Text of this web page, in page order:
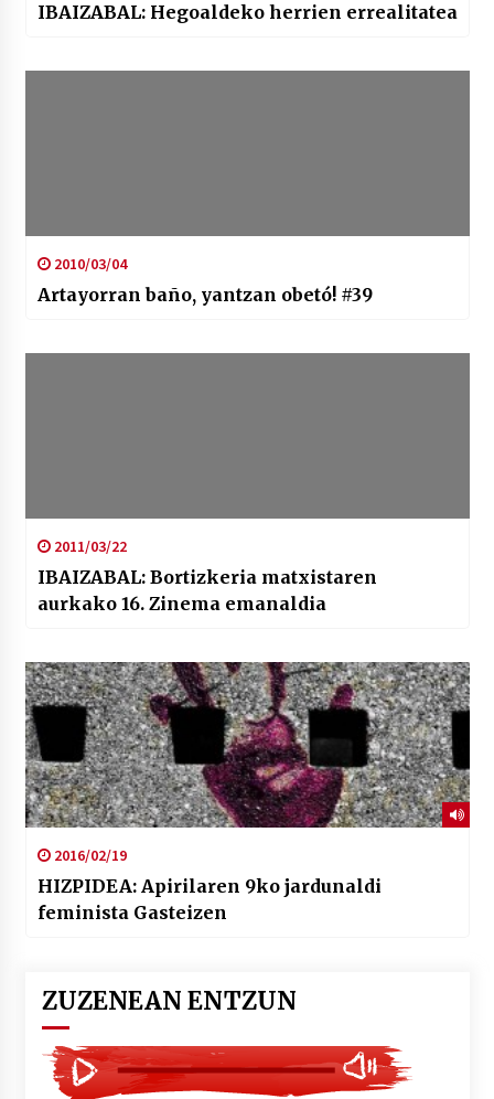
IBAIZABAL: Hegoaldeko herrien errealitatea
2010/03/04
Artayorran baño, yantzan obetó! #39
2011/03/22
IBAIZABAL: Bortizkeria matxistaren
aurkako 16. Zinema emanaldia
2016/02/19
HIZPIDEA: Apirilaren 9ko jardunaldi
feminista Gasteizen
ZUZENEAN ENTZUN